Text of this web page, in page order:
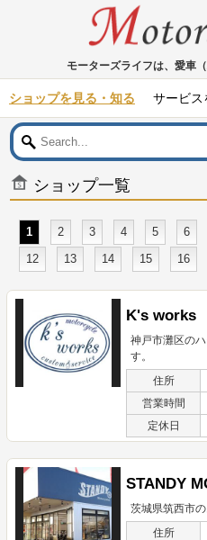
モーターズライフは、愛車
ショップを見る・知る サービス
ショップ一覧
1 2 3 4 5 6
12
13 14 15 16
K's works
神戸市灘区の
す。
住所
営業時間
定休日
STANDY
茨城県筑西市
住所